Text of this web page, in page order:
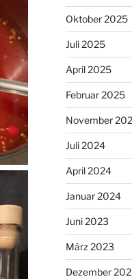
Oktober 2025
Juli 2025
April 2025
Februar 2025
November
Juli 2024
April 2024
Januar 2024
Juni 2023
März 2023
Dezember